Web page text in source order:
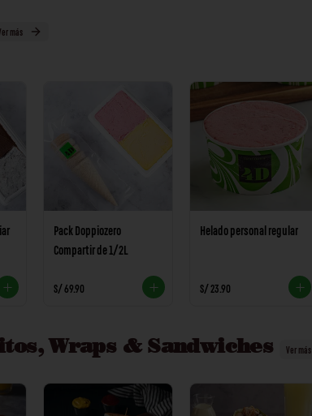
más
Pack Doppiozero
Compartir de 1/2L
S/ 69.90
Helado personal regular
S/ 23.90
Wraps & Sandwiches Ver más